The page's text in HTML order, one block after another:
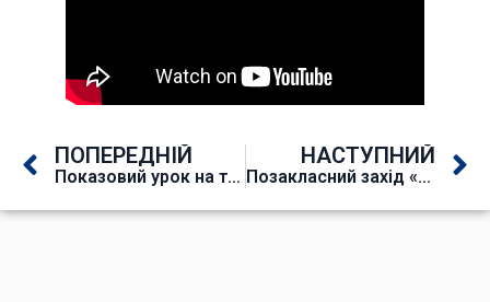
ПОПЕРЕДНІЙ
Показовий урок на тему «Типові вузли зварювальних автоматів»
НАСТУПНИЙ
Позакласний захід «Остроградський очима його сучасників»